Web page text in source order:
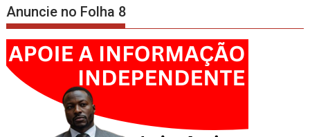
Anuncie no Folha 8